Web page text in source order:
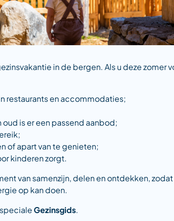
in de bergen. Als u deze zomer
restaurants en accommodaties;
is er een passend aanbod;
of apart van te genieten;
kinderen zorgt.
van samenzijn, delen en ontdekken,
op kan doen.
specialeGezinsgids.